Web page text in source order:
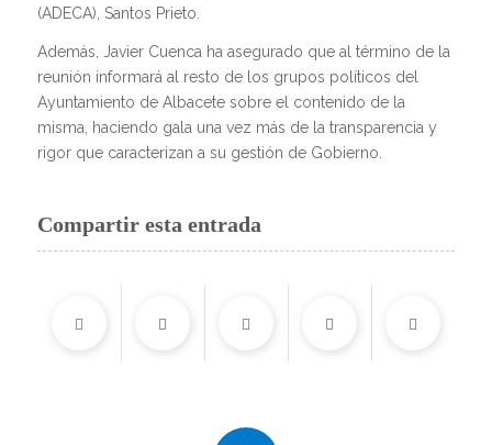
(ADECA), Santos Prieto.
Además, Javier Cuenca ha asegurado que al término de la
reunión informará al resto de los grupos políticos del
Ayuntamiento de Albacete sobre el contenido de la
misma, haciendo gala una vez más de la transparencia y
rigor que caracterizan a su gestión de Gobierno.
Compartir esta entrada